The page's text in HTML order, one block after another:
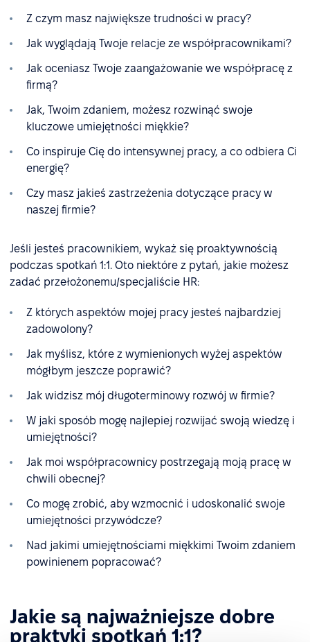
Z czym masz największe trudności w pracy?
Jak wyglądają Twoje relacje ze współpracownikami?
Jak oceniasz Twoje zaangażowanie we współpracę z
firmą?
Jak, Twoim zdaniem, możesz rozwinąć swoje
kluczowe umiejętności miękkie?
Co inspiruje Cię do intensywnej pracy, a co odbiera Ci
energię?
Czy masz jakieś zastrzeżenia dotyczące pracy w
naszej firmie?
Jeśli jesteś pracownikiem, wykaż się proaktywnością
podczas spotkań 1:1. Oto niektóre z pytań, jakie możesz
zadać przełożonemu/specjaliście HR:
Z których aspektów mojej pracy jesteś najbardziej
zadowolony?
Jak myślisz, które z wymienionych wyżej aspektów
mógłbym jeszcze poprawić?
Jak widzisz mój długoterminowy rozwój w firmie?
W jaki sposób mogę najlepiej rozwijać swoją wiedzę i
umiejętności?
Jak moi współpracownicy postrzegają moją pracę w
chwili obecnej?
Co mogę zrobić, aby wzmocnić i udoskonalić swoje
umiejętności przywódcze?
Nad jakimi umiejętnościami miękkimi Twoim zdaniem
powinienem popracować?
Jakie są najważniejsze dobre
praktyki spotkań 1:1?